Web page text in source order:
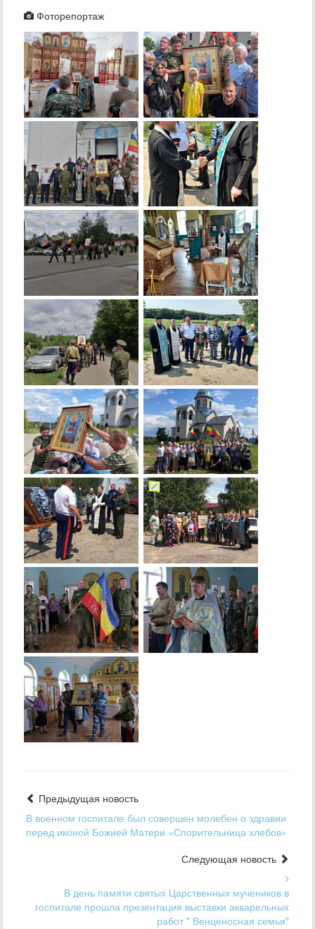
Фоторепортаж
Предыдущая новость
В военном госпитале был совершен молебен о здравии
перед иконой Божией Матери «Спорительница хлебов»
Следующая новость
В день памяти святых Царственных мучеников в
госпитале прошла презентация выставки акварельных
работ " Венценосная семья"